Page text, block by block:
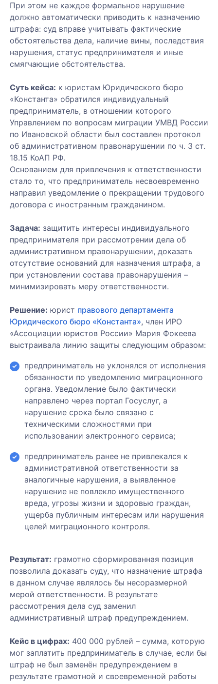
Закрыть
меню
При этом не каждое формальное нарушение
должно автоматически приводить к назначению
штрафа: суд вправе учитывать фактические
обстоятельства дела, наличие вины, последствия
нарушения, статус предпринимателя и иные
смягчающие обстоятельства.
Суть кейса: к юристам Юридического бюро
«Константа» обратился индивидуальный
предприниматель, в отношении которого
Управлением по вопросам миграции УМВД России
по Ивановской области был составлен протокол
об административном правонарушении по ч. 3 ст.
18.15 КоАП РФ.
Основанием для привлечения к ответственности
стало то, что предприниматель несвоевременно
направил уведомление о прекращении трудового
договора с иностранным гражданином.
Задача: защитить интересы индивидуального
предпринимателя при рассмотрении дела об
административном правонарушении, доказать
отсутствие оснований для назначения штрафа, а
при установлении состава правонарушения –
минимизировать меру ответственности.
Решение: юрист правового департамента
Юридического бюро «Константа», член ИРО
«Ассоциации юристов России» Мария Фокеева
выстраивала линию защиты следующим образом:
предприниматель не уклонялся от исполнения
обязанности по уведомлению миграционного
органа. Уведомление было фактически
направлено через портал Госуслуг, а
нарушение срока было связано с
техническими сложностями при
использовании электронного сервиса;
предприниматель ранее не привлекался к
административной ответственности за
аналогичные нарушения, а выявленное
нарушение не повлекло имущественного
вреда, угрозы жизни и здоровью граждан,
ущерба публичным интересам или нарушения
целей миграционного контроля.
Результат: грамотно сформированная позиция
позволила доказать суду, что назначение штрафа
в данном случае являлось бы несоразмерной
мерой ответственности. В результате
рассмотрения дела суд заменил
административный штраф предупреждением.
Кейс в цифрах: 400 000 рублей – сумма, которую
мог заплатить предприниматель в случае, если бы
штраф не был заменён предупреждением в
результате грамотной и своевременной работы
Как к Вам
обращаться:
телефон:
Получить
на e-mail:
Я ознакомился(ась)
соглашением»,
«Политикой
конфиденциальности
и обработки
персональных
данных»
согласен(на) на
персональных
данных.
Написать
нам
Как к Вам
обращаться:
Ваш
позвонить
уточнения
Записаться
на
консультацию
mail:
Подробности
Заказать
услугу
Ваш
телефон:
mail:
Я ознакомился(ась)
с
соглашением»
«Политикой
конфиденциальности
и обработки
персональных
Позвоните
мне
Как к Вам
обращаться:
Ваш
телефон:
вопрос:
Я ознакомился(ась)
«Пользовательским
соглашением»
«Политикой
конфиденциальности
и обработки
Записаться
на
встречу
Консультант:
Как к Вам
обращаться:
телефон:
вопрос:
Я ознакомился(ась)
«Пользовательским
соглашением»,